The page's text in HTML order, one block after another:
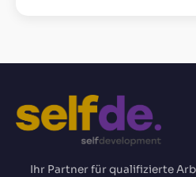
Ihr Partner für qualifizierte